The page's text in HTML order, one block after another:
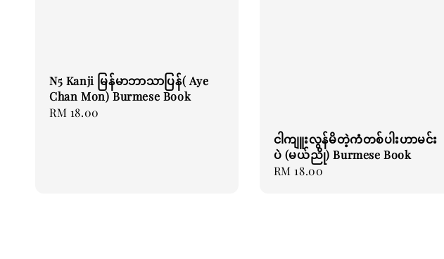
N5 Kanji မြန်မာဘာသာပြန်( Aye
Chan Mon) Burmese Book
Regular
RM 18.00
ငါကျူးလွန်မိတဲ့ကံတစ်ပါးဟာမင်း
ပဲ (မယ်ညို) Burmese Book
Regular
RM 18.00